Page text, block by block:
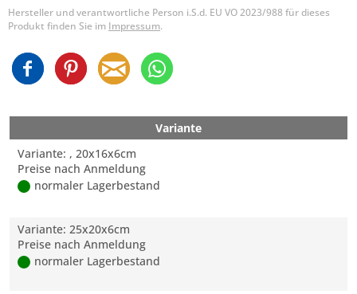
Hersteller und verantwortliche Person i.S.d. EU VO 2023/988 für dieses
Produkt finden Sie im Impressum.
Variante
Variante: , 20x16x6cm
Preise nach Anmeldung
normaler Lagerbestand
Variante: 25x20x6cm
Preise nach Anmeldung
normaler Lagerbestand